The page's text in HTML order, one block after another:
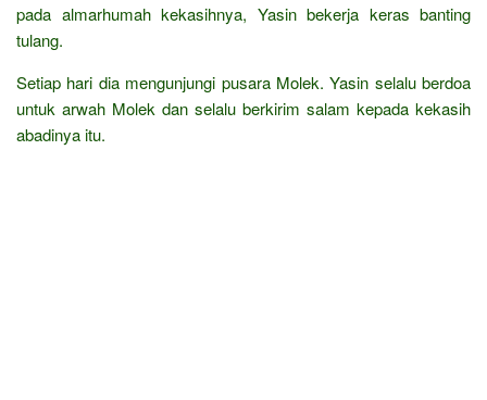
pada almarhumah kekasihnya, Yasin bekerja keras banting
tulang.
Setiap hari dia mengunjungi pusara Molek. Yasin selalu berdoa
untuk arwah Molek dan selalu berkirim salam kepada kekasih
abadinya itu.